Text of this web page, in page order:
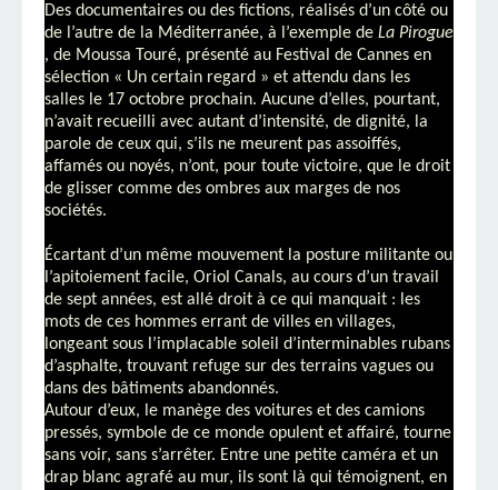
Des documentaires ou des fictions, réalisés d’un côté ou
de l’autre de la Méditerranée, à l’exemple de La Pirogue
, de Moussa Touré, présenté au Festival de Cannes en
sélection « Un certain regard » et attendu dans les
salles le 17 octobre prochain. Aucune d’elles, pourtant,
n’avait recueilli avec autant d’intensité, de dignité, la
parole de ceux qui, s’ils ne meurent pas assoiffés,
affamés ou noyés, n’ont, pour toute victoire, que le droit
de glisser comme des ombres aux marges de nos
sociétés.
Écartant d’un même mouvement la posture militante ou
l’apitoiement facile, Oriol Canals, au cours d’un travail
de sept années, est allé droit à ce qui manquait : les
mots de ces hommes errant de villes en villages,
longeant sous l’implacable soleil d’interminables rubans
d’asphalte, trouvant refuge sur des terrains vagues ou
dans des bâtiments abandonnés.
Autour d’eux, le manège des voitures et des camions
pressés, symbole de ce monde opulent et affairé, tourne
sans voir, sans s’arrêter. Entre une petite caméra et un
drap blanc agrafé au mur, ils sont là qui témoignent, en